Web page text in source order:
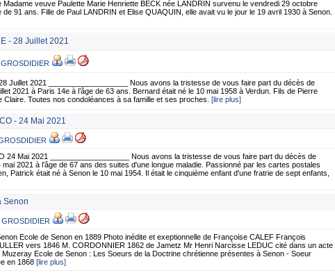
veuve Paulette Marie Henriette BECK née LANDRIN survenu le vendredi 29 octobre
91 ans. Fille de Paul LANDRIN et Elise QUAQUIN, elle avait vu le jour le 19 avril 1930 à Senon.
- 28 Juillet 2021
Juillet 2021 ___________________ Nous avons la tristesse de vous faire part du décès de
2021 à Paris 14e à l’âge de 63 ans. Bernard était né le 10 mai 1958 à Verdun. Fils de Pierre
Claire. Toutes nos condoléances à sa famille et ses proches. [lire plus]
- 24 Mai 2021
24 Mai 2021 ___________________ Nous avons la tristesse de vous faire part du décès de
2021 à l’âge de 67 ans des suites d'une longue maladie. Passionné par les cartes postales
Patrick était né à Senon le 10 mai 1954. Il était le cinquième enfant d'une fratrie de sept enfants,
Senon
GROSDIDIER
Ecole de Senon en 1889 Photo inédite et exeptionnelle de Françoise CALEF François
vers 1846 M. CORDONNIER 1862 de Jametz Mr Henri Narcisse LEDUC cité dans un acte
Muzeray Ecole de Senon : Les Soeurs de la Doctrine chrétienne présentes à Senon - Soeur
en 1868 [lire plus]